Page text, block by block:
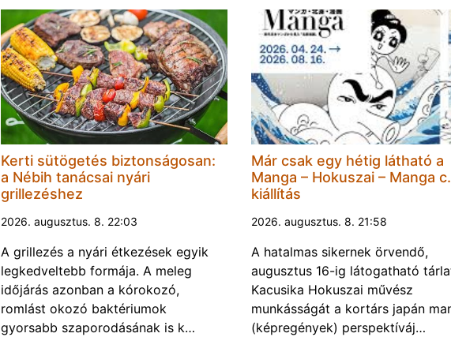
Kerti sütögetés biztonságosan:
a Nébih tanácsai nyári
grillezéshez
2026. augusztus. 8. 22:03
A grillezés a nyári étkezések egyik
legkedveltebb formája. A meleg
időjárás azonban a kórokozó,
romlást okozó baktériumok
gyorsabb szaporodásának is k…
Már csak egy hétig látható a
Manga – Hokuszai – Manga c.
kiállítás
2026. augusztus. 8. 21:58
A hatalmas sikernek örvendő,
augusztus 16-ig látogatható
Kacusika Hokuszai művész
munkásságát a kortárs japán
(képregények) perspektíváj…